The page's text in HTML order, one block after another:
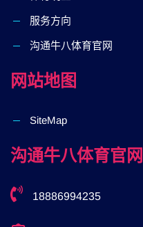
服务方向
沟通⽜⼋体育官网
网站地图
SiteMap
沟通⽜⼋体育官网
18886994235